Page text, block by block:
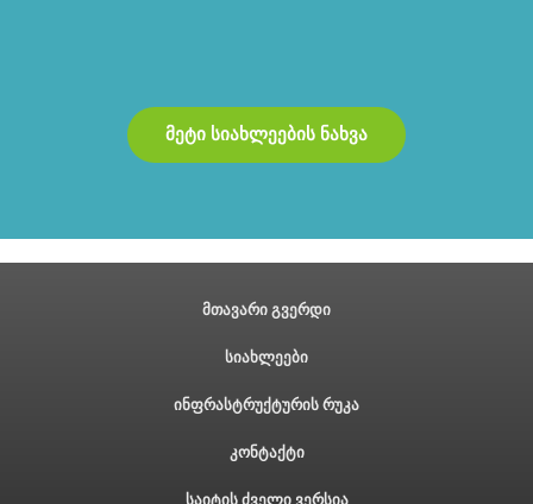
მეტი სიახლეების ნახვა
მთავარი გვერდი
სიახლეები
ინფრასტრუქტურის რუკა
კონტაქტი
საიტის ძველი ვერსია